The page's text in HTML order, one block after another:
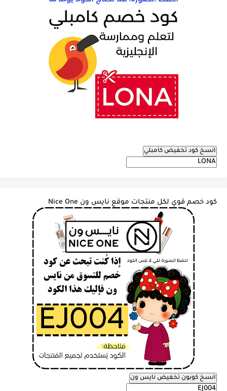
انسخ كود تخفيض كامبلي
كود خصم قوي لكل منتجات موقع نايس ون Nice One
انسخ كوبون تخفيض نايس ون